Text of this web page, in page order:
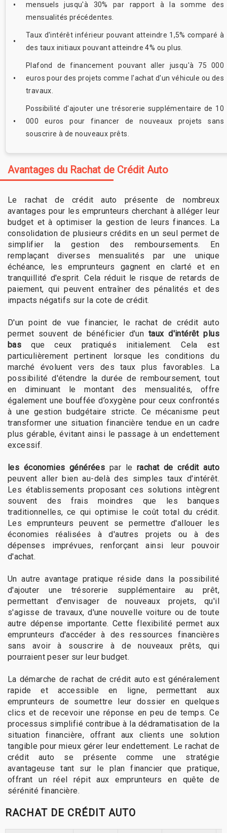
mensuels jusqu'à 30% par rapport à la somme des
mensualités précédentes.
Taux d'intérêt inférieur pouvant atteindre 1,5% comparé à
des taux initiaux pouvant atteindre 4% ou plus.
Plafond de financement pouvant aller jusqu'à 75 000
euros pour des projets comme l'achat d'un véhicule ou des
travaux.
Possibilité d'ajouter une trésorerie supplémentaire de 10
000 euros pour financer de nouveaux projets sans
souscrire à de nouveaux prêts.
Avantages du Rachat de Crédit Auto
Le rachat de crédit auto présente de nombreux
avantages pour les emprunteurs cherchant à alléger leur
budget et à optimiser la gestion de leurs finances. La
consolidation de plusieurs crédits en un seul permet de
simplifier la gestion des remboursements. En
remplaçant diverses mensualités par une unique
échéance, les emprunteurs gagnent en clarté et en
tranquillité d'esprit. Cela réduit le risque de retards de
paiement, qui peuvent entraîner des pénalités et des
impacts négatifs sur la cote de crédit.
D'un point de vue financier, le rachat de crédit auto
permet souvent de bénéficier d'un taux d'intérêt plus
bas que ceux pratiqués initialement. Cela est
particulièrement pertinent lorsque les conditions du
marché évoluent vers des taux plus favorables. La
possibilité d'étendre la durée de remboursement, tout
en diminuant le montant des mensualités, offre
également une bouffée d’oxygène pour ceux confrontés
à une gestion budgétaire stricte. Ce mécanisme peut
transformer une situation financière tendue en un cadre
plus gérable, évitant ainsi le passage à un endettement
excessif.
les économies générées par le rachat de crédit auto
peuvent aller bien au-delà des simples taux d'intérêt.
Les établissements proposant ces solutions intègrent
souvent des frais moindres que les banques
traditionnelles, ce qui optimise le coût total du crédit.
Les emprunteurs peuvent se permettre d'allouer les
économies réalisées à d'autres projets ou à des
dépenses imprévues, renforçant ainsi leur pouvoir
d'achat.
Un autre avantage pratique réside dans la possibilité
d'ajouter une trésorerie supplémentaire au prêt,
permettant d'envisager de nouveaux projets, qu'il
s'agisse de travaux, d'une nouvelle voiture ou de toute
autre dépense importante. Cette flexibilité permet aux
emprunteurs d'accéder à des ressources financières
sans avoir à souscrire à de nouveaux prêts, qui
pourraient peser sur leur budget.
La démarche de rachat de crédit auto est généralement
rapide et accessible en ligne, permettant aux
emprunteurs de soumettre leur dossier en quelques
clics et de recevoir une réponse en peu de temps. Ce
processus simplifié contribue à la dédramatisation de la
situation financière, offrant aux clients une solution
tangible pour mieux gérer leur endettement. Le rachat de
crédit auto se présente comme une stratégie
avantageuse tant sur le plan financier que pratique,
offrant un réel répit aux emprunteurs en quête de
sérénité financière.
RACHAT DE CRÉDIT AUTO